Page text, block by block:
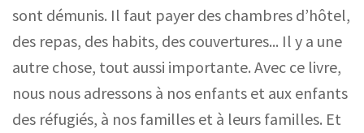
sont démunis. Il faut payer des chambres d’hôtel,
des repas, des habits, des couvertures... Il y a une
autre chose, tout aussi importante. Avec ce livre,
nous nous adressons à nos enfants et aux enfants
des réfugiés, à nos familles et à leurs familles. Et